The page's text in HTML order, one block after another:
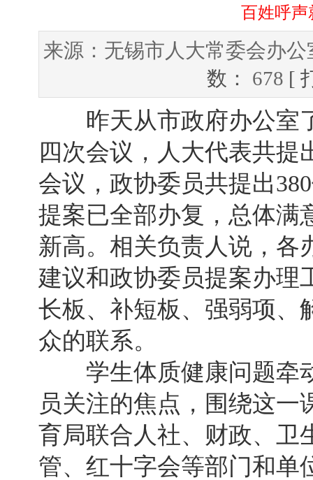
百姓呼声
来源：无锡市人大常委会办
数： 678 [
昨天从市政府办公室
四次会议，人大代表共提
会议，政协委员共提出
提案已全部办复，总体满
新高。相关负责人说，各
建议和政协委员提案办理
长板、补短板、强弱项、
众的联系。
学生体质健康问题牵
员关注的焦点，围绕这
育局联合人社、财政、卫
管、红十字会等部门和单